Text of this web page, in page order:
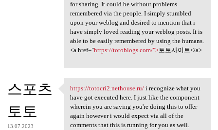
for sharing. It could be without problems
remembered via the people. I simply stumbled
upon your weblog and desired to mention that i
have simply loved reading your weblog posts. It is
able to be easily remembered by using the humans.
<a href="https://totoblogs.com/">토토사이트</a>
스포츠
토토
13.07.2023
https://totocri2.nethouse.ru/
https://totocri2.nethouse.ru/i recognize what you
have got executed here. I just like the component
wherein you are saying you're doing this to offer
again however i would expect via all of the
comments that this is running for you as well.